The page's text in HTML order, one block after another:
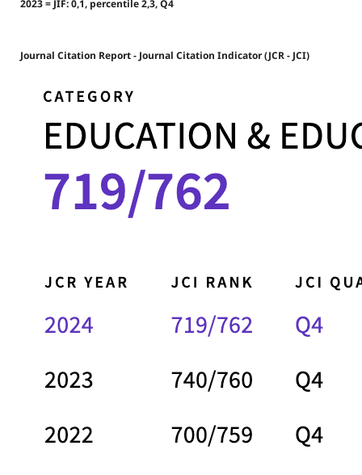
2023 = JIF: 0,1, percentile 2,3, Q4
Journal Citation Report - Journal Citation Indicator (JCR - JCI)